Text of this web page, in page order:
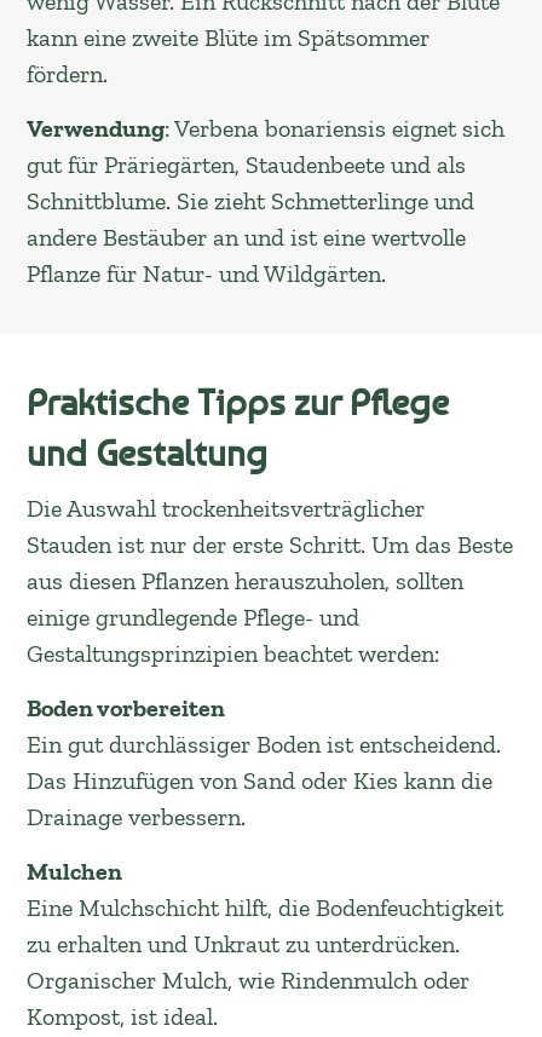
kann eine zweite Blüte im Spätsommer
fördern.
Verwendung: Verbena bonariensis eignet sich
gut für Präriegärten, Staudenbeete und als
Schnittblume. Sie zieht Schmetterlinge und
andere Bestäuber an und ist eine wertvolle
Pflanze für Natur- und Wildgärten.
Praktische Tipps zur Pflege
und Gestaltung
Die Auswahl trockenheitsverträglicher
Stauden ist nur der erste Schritt. Um das Beste
aus diesen Pflanzen herauszuholen, sollten
einige grundlegende Pflege- und
Gestaltungsprinzipien beachtet werden:
Boden vorbereiten
Ein gut durchlässiger Boden ist entscheidend.
Das Hinzufügen von Sand oder Kies kann die
Drainage verbessern.
Mulchen
Eine Mulchschicht hilft, die Bodenfeuchtigkeit
zu erhalten und Unkraut zu unterdrücken.
Organischer Mulch, wie Rindenmulch oder
Kompost, ist ideal.